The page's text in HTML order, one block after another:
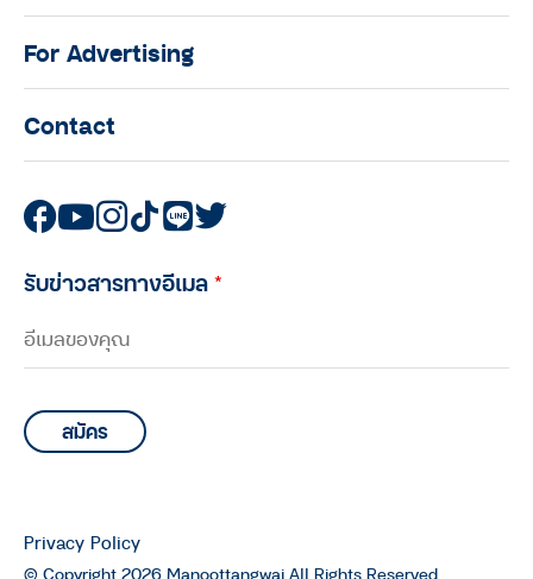
For Advertising
Contact
รับข่าวสารทางอีเมล*
Privacy Policy